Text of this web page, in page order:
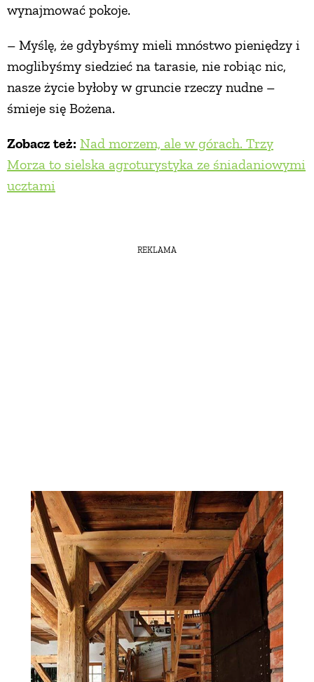
wynajmować pokoje.
– Myślę, że gdybyśmy mieli mnóstwo pieniędzy i
moglibyśmy siedzieć na tarasie, nie robiąc nic,
nasze życie byłoby w gruncie rzeczy nudne –
śmieje się Bożena.
Zobacz też: Nad morzem, ale w górach. Trzy
Morza to sielska agroturystyka ze śniadaniowymi
ucztami
REKLAMA